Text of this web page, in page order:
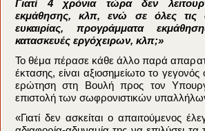
Γιατί 4 χρόνια τώρα δεν
εκμάθησης, κλπ, ενώ σε όλες τις
ευκαιρίας, προγράμματα
κατασκευές εργόχειρων, κλπ;»
Το θέμα πέρασε κάθε άλλο παρά
έκτασης, είναι αξιοσημείωτο το
ερώτηση στη Βουλή προς τον
επιστολή των σωφρονιστικών
«Γιατί δεν ασκείται ο απαιτούμενος